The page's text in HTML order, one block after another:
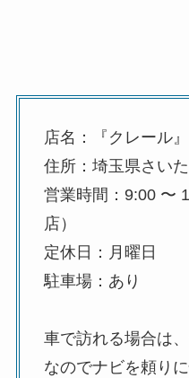
店名：『クレール』
住所：埼玉県さい
営業時間：9:00 〜
店）
定休日：月曜日
駐車場：あり
車で訪れる場合は
なのでナビを頼り